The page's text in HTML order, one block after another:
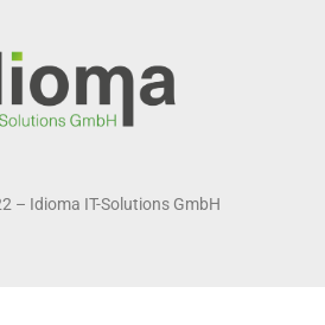
– Idioma IT-Solutions GmbH